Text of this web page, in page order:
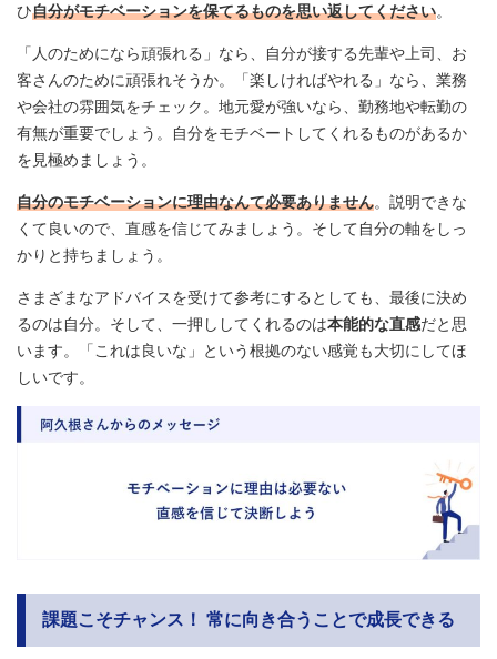
ひ自分がモチベーションを保てるものを思い返してください。
「人のためになら頑張れる」なら、自分が接する先輩や上司、お
客さんのために頑張れそうか。「楽しければやれる」なら、業務
や会社の雰囲気をチェック。地元愛が強いなら、勤務地や転勤の
有無が重要でしょう。自分をモチベートしてくれるものがあるか
を見極めましょう。
自分のモチベーションに理由なんて必要ありません。説明できな
くて良いので、直感を信じてみましょう。そして自分の軸をしっ
かりと持ちましょう。
さまざまなアドバイスを受けて参考にするとしても、最後に決め
るのは自分。そして、一押ししてくれるのは本能的な直感だと思
います。「これは良いな」という根拠のない感覚も大切にしてほ
しいです。
課題こそチャンス！ 常に向き合うことで成長できる